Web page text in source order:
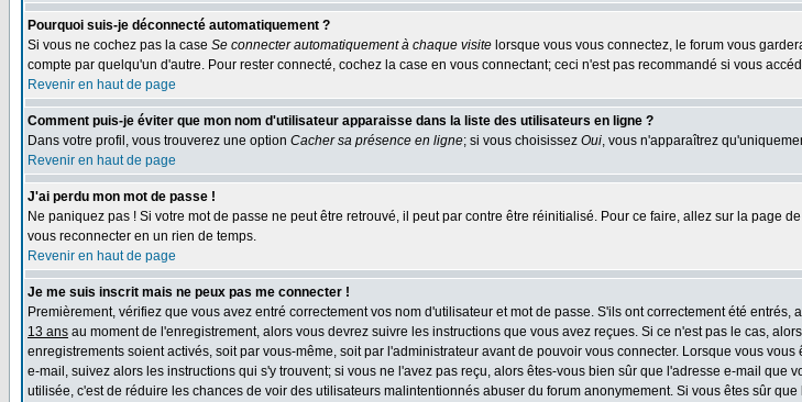
Pourquoi suis-je déconnecté automatiquement ?
Si vous ne cochez pas la case Se connecter automatiquement à chaque visite lorsque vous vous connectez, le forum vous
compte par quelqu'un d'autre. Pour rester connecté, cochez la case en vous connectant; ceci n'est pas recommandé si vous
Revenir en haut de page
Comment puis-je éviter que mon nom d'utilisateur apparaisse dans la liste des utilisateurs en ligne ?
Dans votre profil, vous trouverez une option Cacher sa présence en ligne; si vous choisissez Oui, vous n'apparaîtrez
Revenir en haut de page
J'ai perdu mon mot de passe !
Ne paniquez pas ! Si votre mot de passe ne peut être retrouvé, il peut par contre être réinitialisé. Pour ce faire, allez sur la page
vous reconnecter en un rien de temps.
Revenir en haut de page
Je me suis inscrit mais ne peux pas me connecter !
Premièrement, vérifiez que vous avez entré correctement vos nom d'utilisateur et mot de passe. S'ils ont correctement été
13 ans au moment de l'enregistrement, alors vous devrez suivre les instructions que vous avez reçues. Si ce n'est pas le cas,
enregistrements soient activés, soit par vous-même, soit par l'administrateur avant de pouvoir vous connecter. Lorsque vous
e-mail, suivez alors les instructions qui s'y trouvent; si vous ne l'avez pas reçu, alors êtes-vous bien sûr que l'adresse e-mail
utilisée, c'est de réduire les chances de voir des utilisateurs malintentionnés abuser du forum anonymement. Si vous êtes sûr